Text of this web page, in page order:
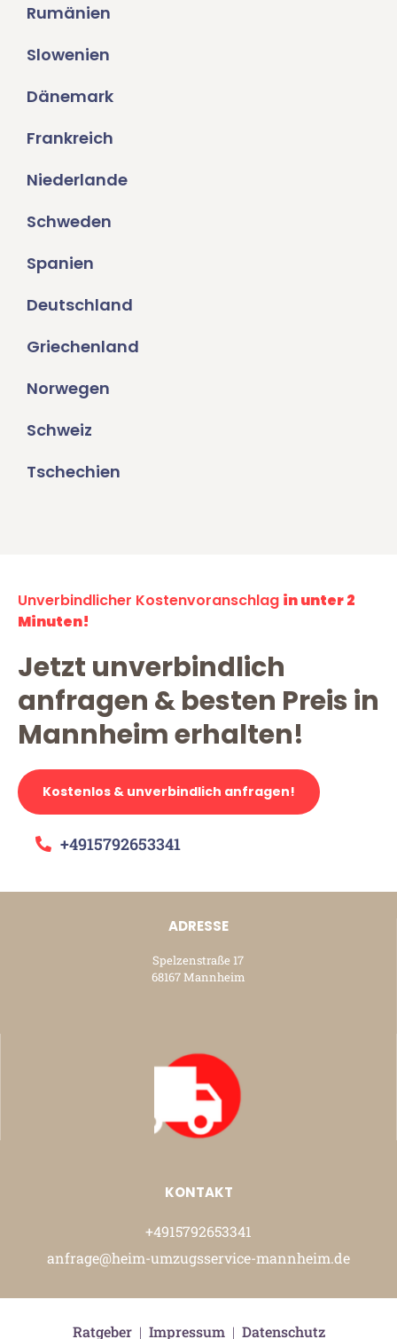
Rumänien
Slowenien
Dänemark
Frankreich
Niederlande
Schweden
Spanien
Deutschland
Griechenland
Norwegen
Schweiz
Tschechien
Unverbindlicher Kostenvoranschlag in unter 2
Minuten!
Jetzt unverbindlich
anfragen & besten Preis in
Mannheim erhalten!
Kostenlos & unverbindlich anfragen!
+4915792653341
ADRESSE
Spelzenstraße 17
68167 Mannheim
KONTAKT
+4915792653341
anfrage@heim-umzugsservice-mannheim.de
Ratgeber| Impressum| Datenschutz